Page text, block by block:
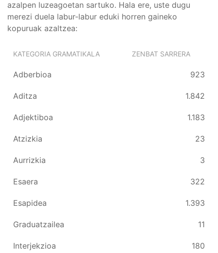
azalpen luzeagoetan sartuko. Hala ere, uste dugu
merezi duela labur-labur eduki horren gaineko
kopuruak azaltzea:
KATEGORIA GRAMATIKALA ZENBAT SARRERA
Adberbioa 923
Aditza 1.842
Adjektiboa 1.183
Atzizkia 23
Aurrizkia 3
Esaera 322
Esapidea 1.393
Graduatzailea 11
Interjekzioa 180